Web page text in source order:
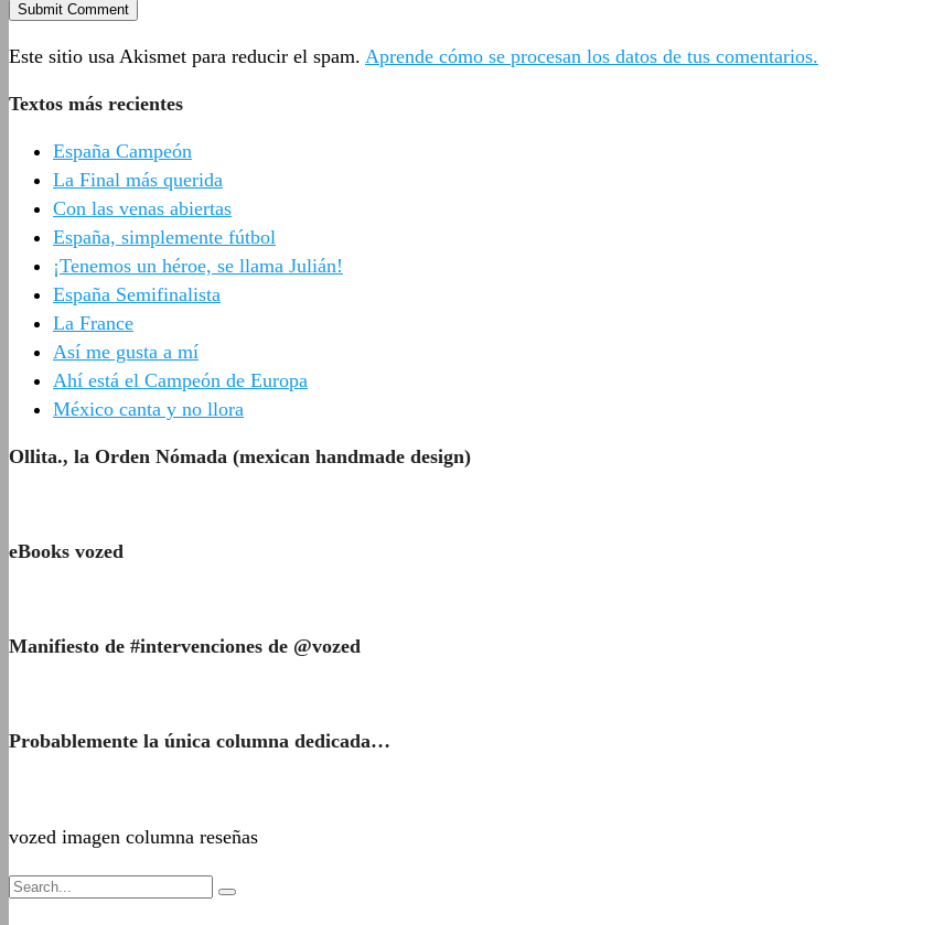
Este sitio usa Akismet para reducir el spam. Aprende cómo se procesan los datos de tus comentarios.
Textos más recientes
España Campeón
La Final más querida
Con las venas abiertas
España, simplemente fútbol
¡Tenemos un héroe, se llama Julián!
España Semifinalista
La France
Así me gusta a mí
Ahí está el Campeón de Europa
México canta y no llora
Ollita., la Orden Nómada (mexican handmade design)
eBooks vozed
Manifiesto de #intervenciones de @vozed
Probablemente la única columna dedicada…
vozed imagen columna reseñas